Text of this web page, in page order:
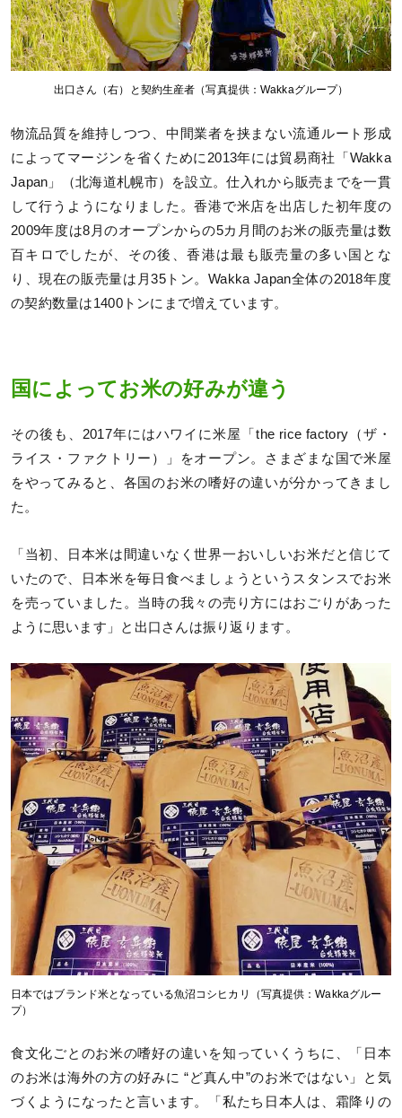
出口さん（右）と契約生産者（写真提供：Wakkaグループ）
物流品質を維持しつつ、中間業者を挟まない流通ルート形成
によってマージンを省くために2013年には貿易商社「Wakka
Japan」（北海道札幌市）を設立。仕入れから販売までを一貫
して行うようになりました。香港で米店を出店した初年度の
2009年度は8月のオープンからの5カ月間のお米の販売量は数
百キロでしたが、その後、香港は最も販売量の多い国とな
り、現在の販売量は月35トン。Wakka Japan全体の2018年度
の契約数量は1400トンにまで増えています。
国によってお米の好みが違う
その後も、2017年にはハワイに米屋「the rice factory（ザ・
ライス・ファクトリー）」をオープン。さまざまな国で米屋
をやってみると、各国のお米の嗜好の違いが分かってきまし
た。
「当初、日本米は間違いなく世界一おいしいお米だと信じて
いたので、日本米を毎日食べましょうというスタンスでお米
を売っていました。当時の我々の売り方にはおごりがあった
ように思います」と出口さんは振り返ります。
日本ではブランド米となっている魚沼コシヒカリ（写真提供：Wakkaグルー
プ）
食文化ごとのお米の嗜好の違いを知っていくうちに、「日本
のお米は海外の方の好みに “ど真ん中”のお米ではない」と気
づくようになったと言います。「私たち日本人は、霜降りの